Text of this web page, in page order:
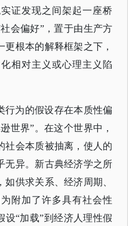
证发现之间架起一座桥
会偏好”，置于由生产方
根本的解释框架之下，
相对主义或心理主义陷
行为的假设存在本质性偏
世界”。在这个世界中，
社会本质被抽离，使人的
无异。新古典经济学之所
供求关系、经济周期、
附加了许多具有社会性
设“加载”到经济人理性假